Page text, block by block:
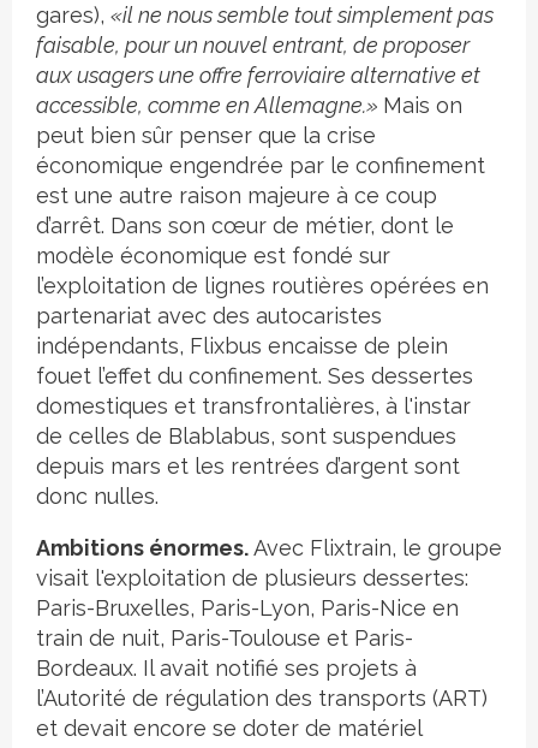
gares), «il ne nous semble tout simplement pas
faisable, pour un nouvel entrant, de proposer
aux usagers une offre ferroviaire alternative et
accessible, comme en Allemagne.» Mais on
peut bien sûr penser que la crise
économique engendrée par le confinement
est une autre raison majeure à ce coup
d’arrêt. Dans son cœur de métier, dont le
modèle économique est fondé sur
l’exploitation de lignes routières opérées en
partenariat avec des autocaristes
indépendants, Flixbus encaisse de plein
fouet l’effet du confinement. Ses dessertes
domestiques et transfrontalières, à l'instar
de celles de Blablabus, sont suspendues
depuis mars et les rentrées d’argent sont
donc nulles.
Ambitions énormes.Avec Flixtrain, le groupe
visait l'exploitation de plusieurs dessertes:
Paris-Bruxelles, Paris-Lyon, Paris-Nice en
train de nuit, Paris-Toulouse et Paris-
Bordeaux. Il avait notifié ses projets à
l’Autorité de régulation des transports (ART)
et devait encore se doter de matériel